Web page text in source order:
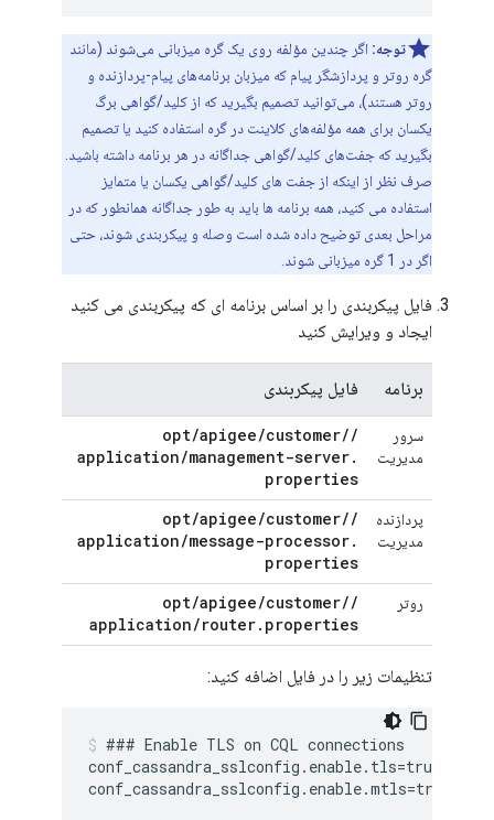
توجه: اگر چندین مؤلفه روی یک گره میزبانی می‌شوند (مانند
گره روتر و پردازشگر پیام که میزبان برنامه‌های پیام-پردازنده و
روتر هستند)، می‌توانید تصمیم بگیرید که از کلید/گواهی برگ
یکسان برای همه مؤلفه‌های کلاینت در گره استفاده کنید یا تصمیم
بگیرید که جفت‌های کلید/گواهی جداگانه در هر برنامه داشته باشید.
صرف نظر از اینکه از جفت های کلید/گواهی یکسان یا متمایز
استفاده می کنید، همه برنامه ها باید به طور جداگانه همانطور که در
مراحل بعدی توضیح داده شده است وصله و پیکربندی شوند، حتی
اگر در 1 گره میزبانی شوند.
فایل پیکربندی را بر اساس برنامه ای که پیکربندی می کنید
ایجاد و ویرایش کنید
برنامه فایل پیکربندی
سرور
مدیریت
/
opt/apigee/customer/
application/management-server.
properties
پردازنده
مدیریت
/
opt/apigee/customer/
application/message-processor.
properties
روتر /
opt/apigee/customer/
application/router. properties
تنظیمات زیر را در فایل اضافه کنید:
### Enable TLS on CQL connections
conf_cassandra_sslconfig.enable.tls=true
conf_cassandra_sslconfig.enable.mtls=true